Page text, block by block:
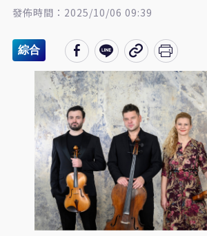
發佈時間：2025/10/06 09:39
綜合